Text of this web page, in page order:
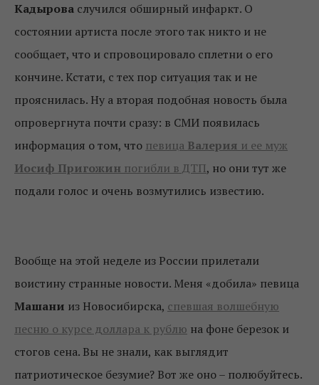
Кадырова случился обширный инфаркт. О
состоянии артиста после этого так никто и не
сообщает, что и спровоцировало сплетни о его
кончине. Кстати, с тех пор ситуация так и не
прояснилась. Ну а вторая подобная новость была
опровергнута почти сразу: в СМИ появилась
информация о том, что певица Валерия и ее муж
Иосиф Пригожин погибли в ДТП, но они тут же
подали голос и очень возмутились известию.
Вообще на этой неделе из России прилетали
воистину странные новости. Меня «добила» певица
Машани из Новосибирска, спевшая волшебную
песню о курсе доллара к рублю на фоне березок и
стогов сена. Вы не знали, как выглядит
патриотическое безумие? Вот же оно – полюбуйтесь.